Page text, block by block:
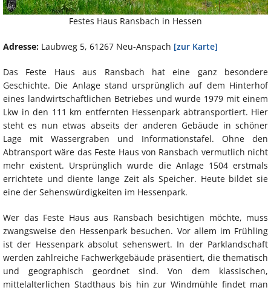
Festes Haus Ransbach in Hessen
Adresse: Laubweg 5, 61267 Neu-Anspach [zur Karte]
Das Feste Haus aus Ransbach hat eine ganz besondere
Geschichte. Die Anlage stand ursprünglich auf dem Hinterhof
eines landwirtschaftlichen Betriebes und wurde 1979 mit einem
Lkw in den 111 km entfernten Hessenpark abtransportiert. Hier
steht es nun etwas abseits der anderen Gebäude in schöner
Lage mit Wassergraben und Informationstafel. Ohne den
Abtransport wäre das Feste Haus von Ransbach vermutlich nicht
mehr existent. Ursprünglich wurde die Anlage 1504 erstmals
errichtete und diente lange Zeit als Speicher. Heute bildet sie
eine der Sehenswürdigkeiten im Hessenpark.
Wer das Feste Haus aus Ransbach besichtigen möchte, muss
zwangsweise den Hessenpark besuchen. Vor allem im Frühling
ist der Hessenpark absolut sehenswert. In der Parklandschaft
werden zahlreiche Fachwerkgebäude präsentiert, die thematisch
und geographisch geordnet sind. Von dem klassischen,
mittelalterlichen Stadthaus bis hin zur Windmühle findet man